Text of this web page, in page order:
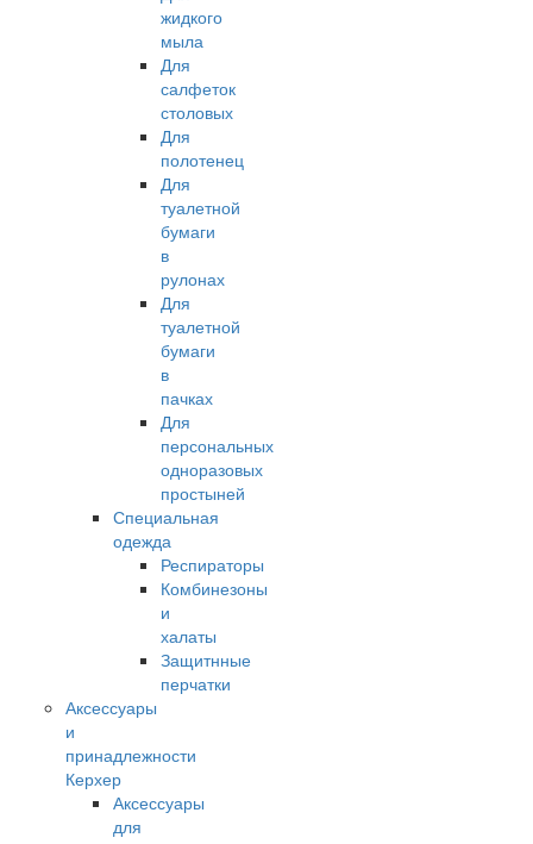
жидкого
мыла
Для
салфеток
столовых
Для
полотенец
Для
туалетной
бумаги
в
рулонах
Для
туалетной
бумаги
в
пачках
Для
персональных
одноразовых
простыней
Специальная
одежда
Респираторы
Комбинезоны
и
халаты
Защитнные
перчатки
Аксессуары
и
принадлежности
Керхер
Аксессуары
для